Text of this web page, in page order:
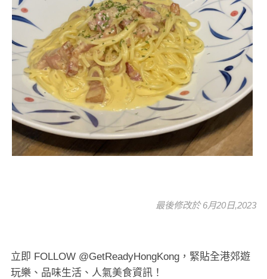
最後修改於 6月20日,2023
立即 FOLLOW @GetReadyHongKong，緊貼全港郊遊
玩樂、品味生活、人氣美食資訊！